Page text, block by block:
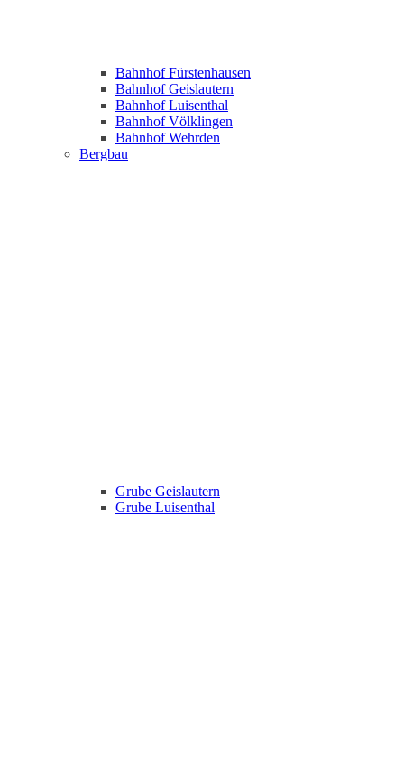
Bahnhof Fürstenhausen
Bahnhof Geislautern
Bahnhof Luisenthal
Bahnhof Völklingen
Bahnhof Wehrden
Bergbau
Grube Geislautern
Grube Luisenthal